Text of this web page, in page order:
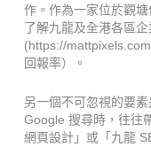
作。作為一家位於觀
了解九龍及全港各區
(https://
回報率）。
另一個不可忽視的要
Google 搜尋時，往往
網頁設計」或「九龍